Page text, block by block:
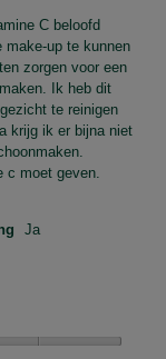
C beloofd
make-up te kunnen
zorgen voor een
Ik heb dit
te reinigen
krijg ik er bijna niet
c moet geven.
Ja